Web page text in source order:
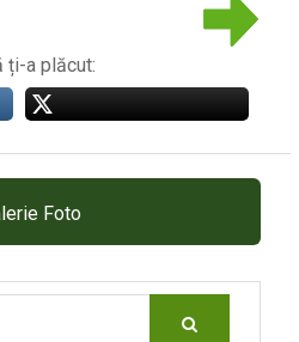
ți-a plăcut:
Foto